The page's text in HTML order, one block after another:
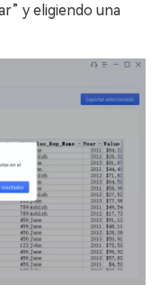
y eligiendo una